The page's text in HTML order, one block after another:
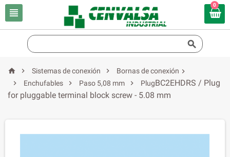

0

  Sistemas de conexión 
Bornas de conexión

Enchufables  Paso 5,08 mm  Plug

BC2EHDRS / Plug
for pluggable terminal block screw - 5.08 mm